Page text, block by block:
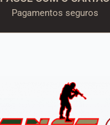
Pagamentos seguros